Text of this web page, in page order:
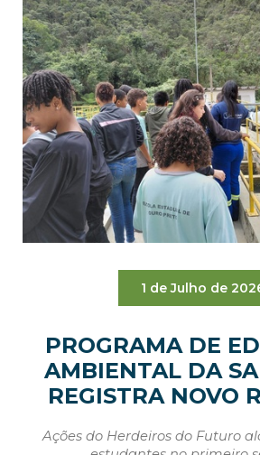
1 de Julho de
PROGRAMA DE
AMBIENTAL DA
REGISTRA NOVO
Ações do Herdeiros do Futuro